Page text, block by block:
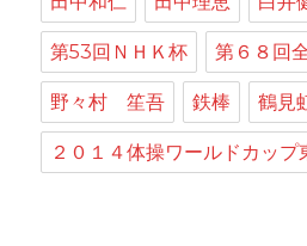
第53回ＮＨＫ杯 第６８回
野々村 笙吾 鉄棒 鶴見
２０１４体操ワールドカップ